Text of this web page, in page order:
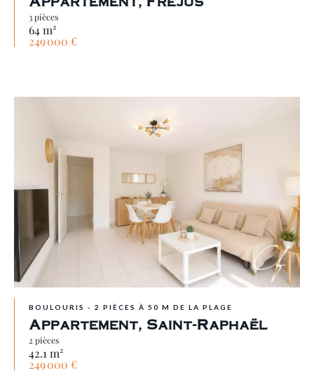
3 pièces
64 m²
249 000 €
BOULOURIS - 2 PIÈCES À 50 M DE LA PLAGE
Appartement, Saint-Raphaël
2 pièces
42.1 m²
249 000 €